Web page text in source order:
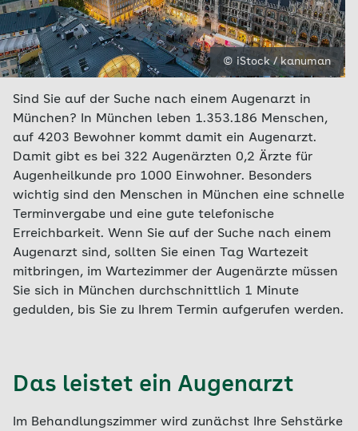
© iStock / kanuman
Sind Sie auf der Suche nach einem Augenarzt in
München? In München leben 1.353.186 Menschen,
auf 4203 Bewohner kommt damit ein Augenarzt.
Damit gibt es bei 322 Augenärzten 0,2 Ärzte für
Augenheilkunde pro 1000 Einwohner. Besonders
wichtig sind den Menschen in München eine schnelle
Terminvergabe und eine gute telefonische
Erreichbarkeit. Wenn Sie auf der Suche nach einem
Augenarzt sind, sollten Sie einen Tag Wartezeit
mitbringen, im Wartezimmer der Augenärzte müssen
Sie sich in München durchschnittlich 1 Minute
gedulden, bis Sie zu Ihrem Termin aufgerufen werden.
Das leistet ein Augenarzt
Im Behandlungszimmer wird zunächst Ihre Sehstärke